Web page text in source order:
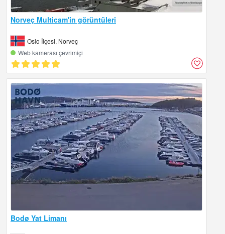
Norveç Multicam'in görüntüleri
Oslo İlçesi, Norveç
Web kamerası çevrimiçi
Bodø Yat Limanı